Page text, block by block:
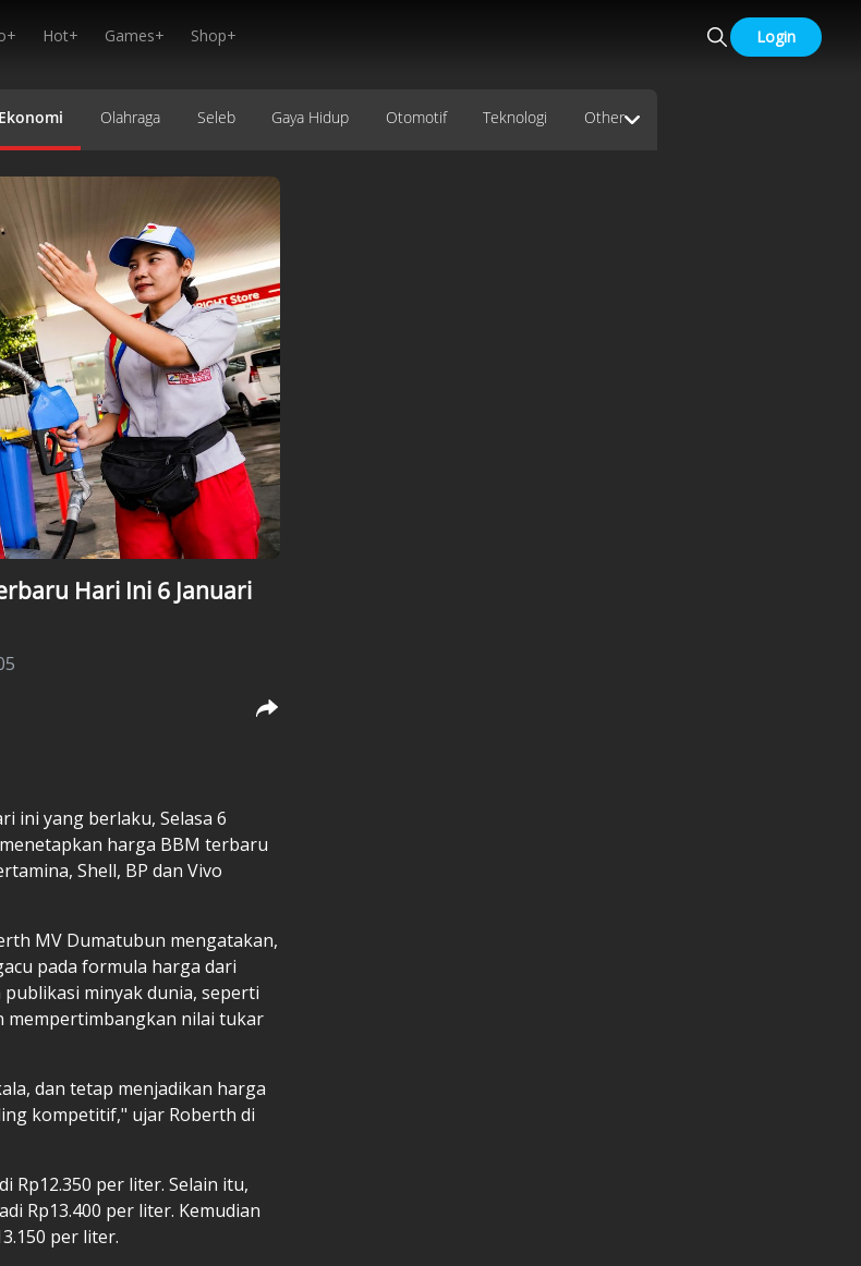
Hot+ Games+ Shop+ Login
Ekonomi Olahraga Seleb Gaya Hidup Otomotif Teknologi Other
Hari Ini 6 Januari
ini yang berlaku, Selasa 6
harga BBM terbaru
Shell, BP dan Vivo
MV Dumatubun mengatakan,
pada formula harga dari
minyak dunia, seperti
mempertimbangkan nilai tukar
dan tetap menjadikan harga
kompetitif," ujar Roberth di
Rp12.350 per liter. Selain itu,
Rp13.400 per liter. Kemudian
per liter.